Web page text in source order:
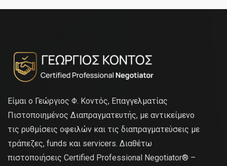
Είμαι ο Γεώργιος Φ. Κοντός, Επαγγελματίας
Πιστοποιημένος Διαπραγματευτής, με αντικείμενο
τις ρυθμίσεις οφειλών και τις διαπραγματεύσεις με
τράπεζες, funds και servicers. Διαθέτω
πιστοποιήσεις Certified Professional Negotiator® –